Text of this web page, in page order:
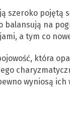
szeroko
na
a tym co
która
wyniosą ich